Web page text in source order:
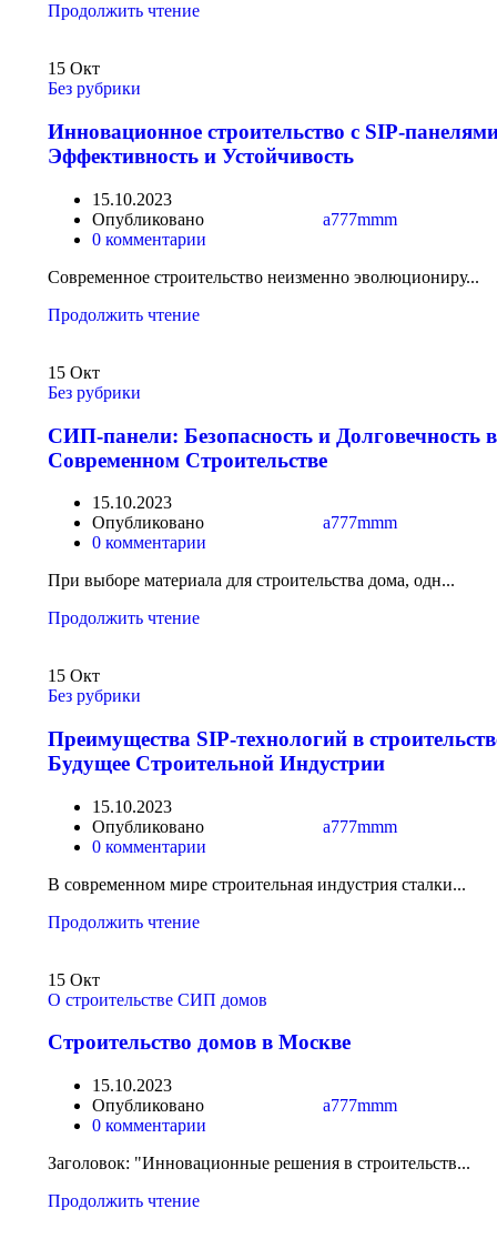
Продолжить чтение
15 Окт
Без рубрики
Инновационное строительство с SIP-
Эффективность и Устойчивость
15.10.2023
Опубликовано
a777mmm
0 комментарии
Современное строительство неизменно эволюциониру...
Продолжить чтение
15 Окт
Без рубрики
СИП-панели: Безопасность и Долговечность в
Современном Строительстве
15.10.2023
Опубликовано
a777mmm
0 комментарии
При выборе материала для строительства дома, одн...
Продолжить чтение
15 Окт
Без рубрики
Преимущества SIP-технологий в
Будущее Строительной Индустрии
15.10.2023
Опубликовано
a777mmm
0 комментарии
В современном мире строительная индустрия сталки...
Продолжить чтение
15 Окт
О строительстве СИП домов
Строительство домов в Москве
15.10.2023
Опубликовано
a777mmm
0 комментарии
Заголовок: "Инновационные решения в строительств...
Продолжить чтение